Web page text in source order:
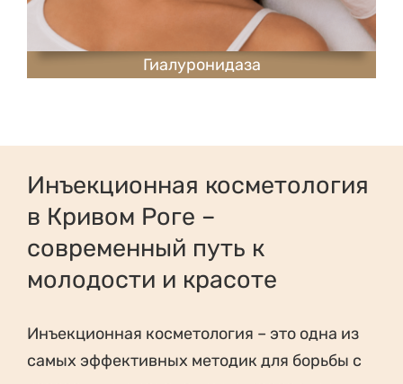
Гиалуронидаза
Инъекционная косметология
в Кривом Роге –
современный путь к
молодости и красоте
Инъекционная косметология – это одна из
самых эффективных методик для борьбы с